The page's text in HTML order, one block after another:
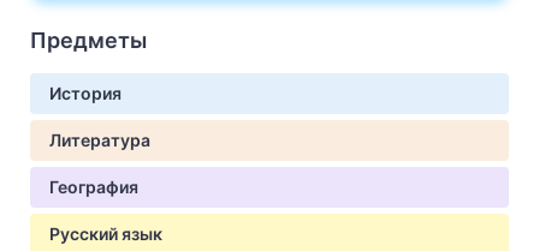
Предметы
История
Литература
География
Русский язык